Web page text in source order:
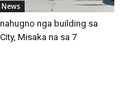
nga building sa
Misaka na sa 7